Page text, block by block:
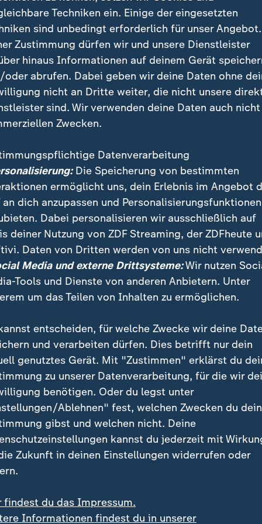
sich unter Jugendlichen Protest gegen die
für eine Bestandsaufnahme unter anderem in einer
präferiert Dienstpflicht
"von Anfang an" klar gewesen, dass das
besser als eine Wehrpflicht wäre laut dem
allgemeinen Pflichtdienstes, der auch Frauen
eine Zweidrittelmehrheit notwendig, was
der Wehrpflicht für Männer, die aktuell nur
Mehrheit möglich.
Techniken ein. Einige der eingesetzten
sind unbedingt erforderlich für unser
Zustimmung dürfen wir und unsere Dienstleister
hinaus Informationen auf deinem Gerät
oder abrufen. Dabei geben wir deine Daten ohne
nicht an Dritte weiter, die nicht unsere
sind. Wir verwenden deine Daten auch nicht
Zwecken.
Datenverarbeitung
Die Speicherung von bestimmten
ermöglicht uns, dein Erlebnis im Angebot
an dich anzupassen und Personalisierungsfunktionen
Dabei personalisieren wir ausschließlich auf
deiner Nutzung von ZDF Streaming, der ZDFheute
Daten von Dritten werden von uns nicht
Media und externe Drittsysteme:Wir nutzen
Tools und Dienste von anderen Anbietern. Unter
um das Teilen von Inhalten zu ermöglichen.
entscheiden, für welche Zwecke wir deine
und verarbeiten dürfen. Dies betrifft nur dein
genutztes Gerät. Mit "Zustimmen" erklärst du
zu unserer Datenverarbeitung, für die wir
benötigen. Oder du legst unter
Ablehnen" fest, welchen Zwecken du
gibst und welchen nicht. Deine
kannst du jederzeit mit
Zukunft in deinen Einstellungen widerrufen oder
findest du das Impressum.
Informationen findest du in unserer